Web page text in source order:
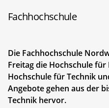
Fachhochschule
Die Fachhochschule
Freitag die Hochschule
Hochschule für Technik
Angebote gehen aus der
Technik hervor.